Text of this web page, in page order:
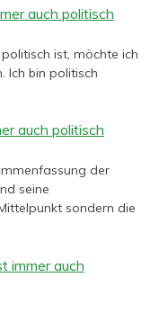
auch politisch
ist, möchte ich
Ich bin politisch
auch politisch
der
seine
sondern die
immer auch